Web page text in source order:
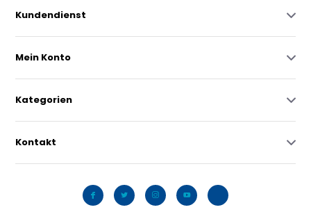
Kundendienst
Mein Konto
Kategorien
Kontakt